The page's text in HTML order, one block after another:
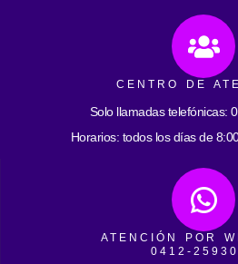
CENTRO DE
Solo llamadas telefónicas:
Horarios: todos los días de
ATENCIÓN POR
0412-